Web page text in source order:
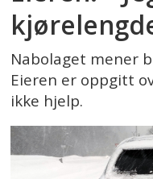
Nabolaget mener
Eieren er oppgitt
ikke hjelp.